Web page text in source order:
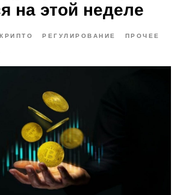
нa этoй нeдeлe
КРИПТО РЕГУЛИРОВАНИЕ ПРОЧЕЕ